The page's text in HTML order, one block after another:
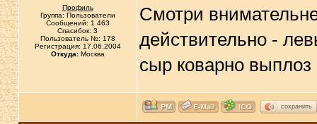
Профиль
Группа: Пользователи
Сообщений: 1 463
Спасибок: 3
Пользователь №: 178
Регистрация: 17.06.2004
Откуда:Москва
Смотри
действительно -
сыр коварно выплоз
сохранить